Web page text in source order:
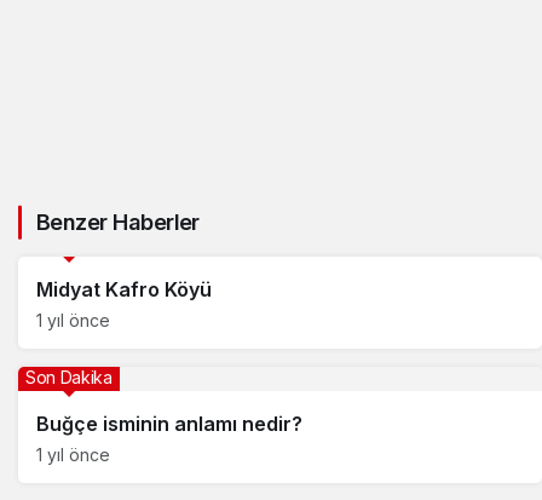
Benzer Haberler
Midyat Kafro Köyü
1 yıl önce
Buğçe isminin anlamı nedir?
Son Dakika
1 yıl önce